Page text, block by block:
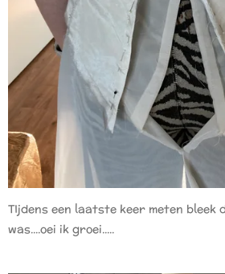
TIjdens een laatste keer meten bleek
was....oei ik groei.....